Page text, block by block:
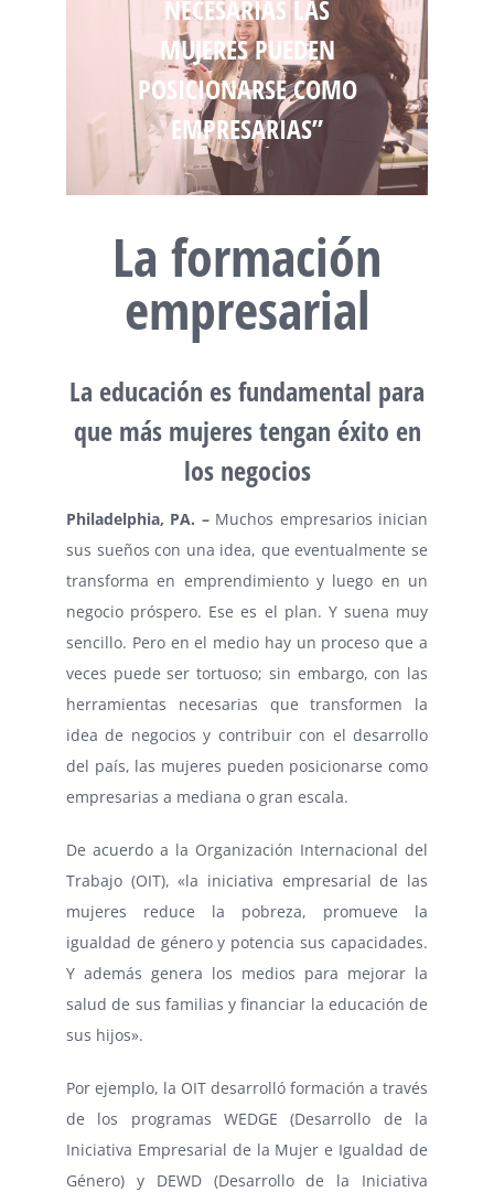
NECESARIAS LAS
MUJERES PUEDEN
POSICIONARSE COMO
EMPRESARIAS”
La formación
empresarial
La educación es fundamental para
que más mujeres tengan éxito en
los negocios
Philadelphia, PA. – Muchos empresarios inician
sus sueños con una idea, que eventualmente se
transforma en emprendimiento y luego en un
negocio próspero. Ese es el plan. Y suena muy
sencillo. Pero en el medio hay un proceso que a
veces puede ser tortuoso; sin embargo, con las
herramientas necesarias que transformen la
idea de negocios y contribuir con el desarrollo
del país, las mujeres pueden posicionarse como
empresarias a mediana o gran escala.
De acuerdo a la Organización Internacional del
Trabajo (OIT), «la iniciativa empresarial de las
mujeres reduce la pobreza, promueve la
igualdad de género y potencia sus capacidades.
Y además genera los medios para mejorar la
salud de sus familias y financiar la educación de
sus hijos».
Por ejemplo, la OIT desarrolló formación a través
de los programas WEDGE (Desarrollo de la
Iniciativa Empresarial de la Mujer e Igualdad de
Género) y DEWD (Desarrollo de la Iniciativa